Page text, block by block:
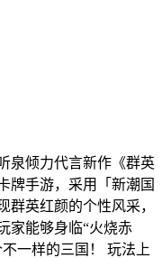
泉倾力代言新作《群英
牌手游，采用「新潮国
群英红颜的个性风采，
家能够身临“火烧赤
一样的三国！ 玩法上